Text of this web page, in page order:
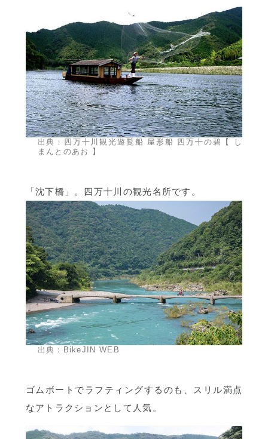
出典： 四万十川観光遊覧船 屋形船 四万十の碧【 し
まんとのあお 】
「沈下橋」。四万十川の観光名所です。
出典： BikeJIN WEB
ゴムボートでラフティングするのも、スリル満点
なアトラクションとして人気。